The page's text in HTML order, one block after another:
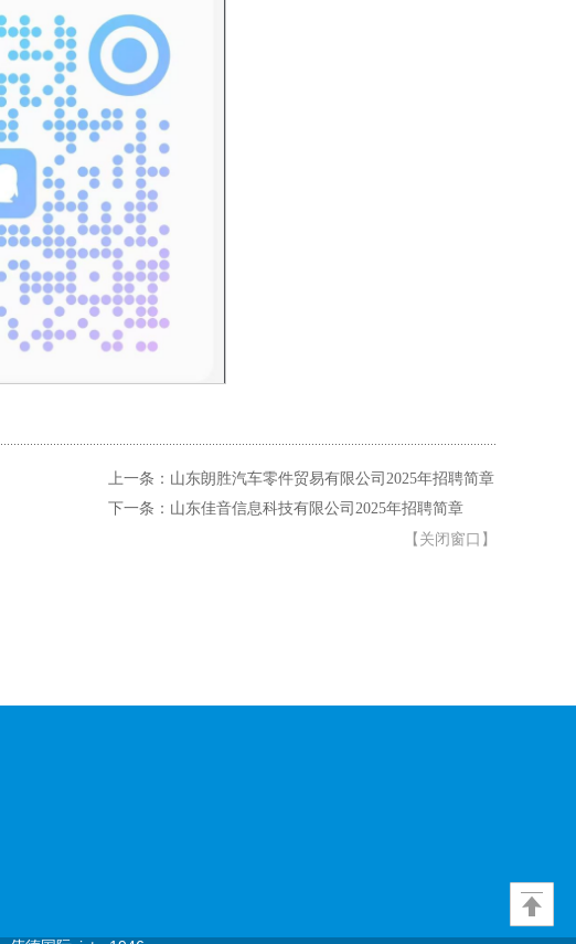
上一条：山东朗胜汽车零件贸易有限公司2025年招聘简章
下一条：山东佳音信息科技有限公司2025年招聘简章
【 关闭窗口 】